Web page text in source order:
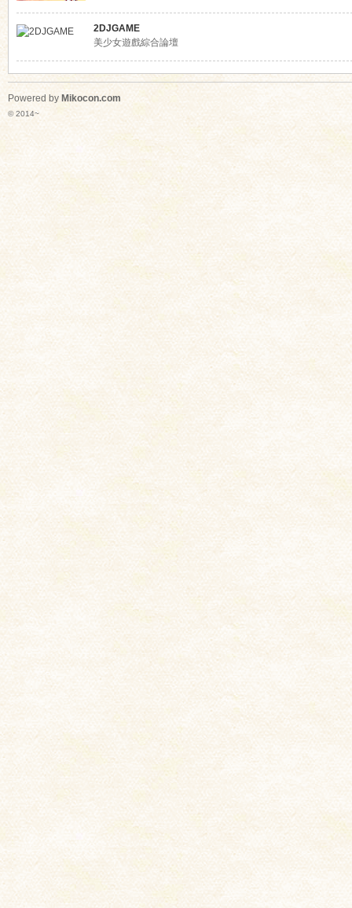
2DJGAME
美少女遊戲綜合論壇
Powered by Mikocon.com
© 2014~